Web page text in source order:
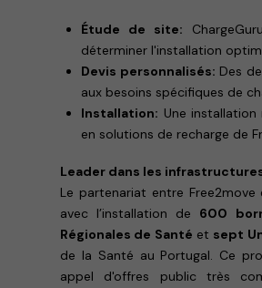
Étude de site:
déterminer l'installation
Devis personnalisés: Des
aux besoins spécifiques de
Installation: Une
en solutions de recharge de
Leader dans les
Le partenariat entre Free2move
avec l’installation de 600
Régionales de Santé et sept
de la Santé au Portugal. Ce
appel d'offres public très